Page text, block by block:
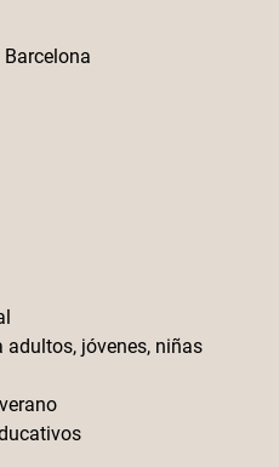
Barcelona
adultos, jóvenes, niñas